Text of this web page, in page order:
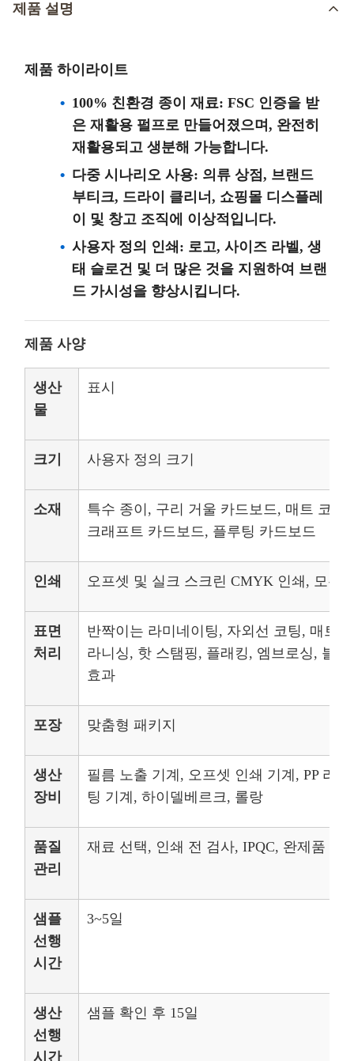
제품 설명
제품 하이라이트
100% 친환경 종이 재료: FSC 인증을 받
은 재활용 펄프로 만들어졌으며, 완전히
재활용되고 생분해 가능합니다.
다중 시나리오 사용: 의류 상점, 브랜드
부티크, 드라이 클리너, 쇼핑몰 디스플레
이 및 창고 조직에 이상적입니다.
사용자 정의 인쇄: 로고, 사이즈 라벨, 생
태 슬로건 및 더 많은 것을 지원하여 브랜
드 가시성을 향상시킵니다.
제품 사양
생산
물
표시
크기 사용자 정의 크기
소재
특수 종이, 구리 거울 카드보드, 매트 코팅
크래프트 카드보드, 플루팅 카드보드
인쇄 오프셋 및 실크 스크린 CMYK 인쇄, 모든
표면
처리
반짝이는 라미네이팅, 자외선 코팅, 매트
라니싱, 핫 스탬핑, 플래킹, 엠브로싱, 블
효과
포장 맞춤형 패키지
생산
장비
필름 노출 기계, 오프셋 인쇄 기계, PP 라
팅 기계, 하이델베르크, 롤랑
품질
관리
재료 선택, 인쇄 전 검사, IPQC, 완제품 검
샘플
선행
시간
3~5일
생산
선행
시간
샘플 확인 후 15일